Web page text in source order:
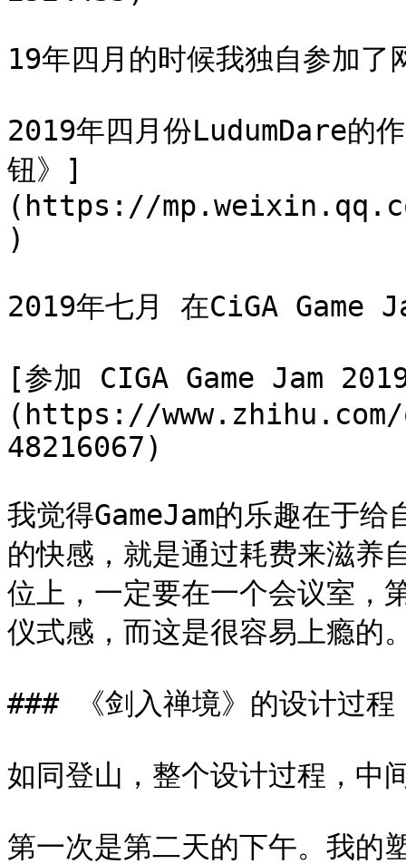
19年四月的时候我独自参加
2019年四月份LudumDare
钮》]
(https://
)
2019年七月 在CiGA Game
[参加 CIGA Game Jam
(https://www.zhihu.com/
48216067)
我觉得GameJam的乐趣在于
的快感，就是通过耗费来滋养
位上，一定要在一个会议室，
仪式感，而这是很容易上瘾的
### 《剑入禅境》的设计过程
如同登山，整个设计过程，中
第一次是第二天的下午。我的